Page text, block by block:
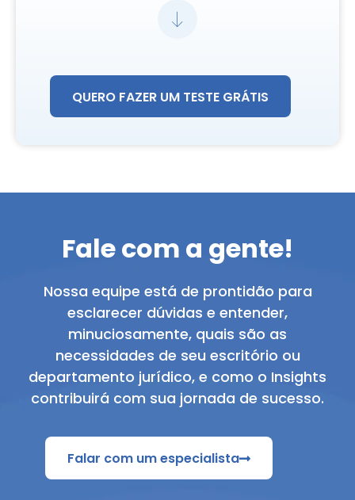
QUERO FAZER UM TESTE GRÁTIS
Fale com a gente!
Nossa equipe está de prontidão para
esclarecer dúvidas e entender,
minuciosamente, quais são as
necessidades de seu escritório ou
departamento jurídico, e como o Insights
contribuirá com sua jornada de sucesso.
Falar com um especialista